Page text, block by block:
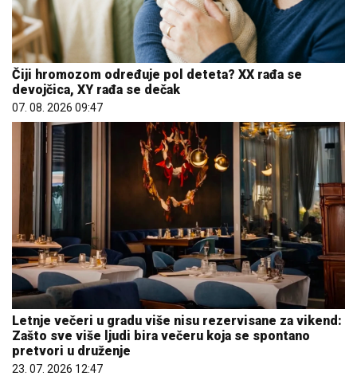
Čiji hromozom određuje pol deteta? XX rađa se
devojčica, XY rađa se dečak
07. 08. 2026 09:47
Letnje večeri u gradu više nisu rezervisane za vikend:
Zašto sve više ljudi bira večeru koja se spontano
pretvori u druženje
23. 07. 2026 12:47